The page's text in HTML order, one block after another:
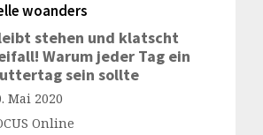
woanders
stehen und klatscht
Warum jeder Tag ein
sein sollte
Mai 2020
Online